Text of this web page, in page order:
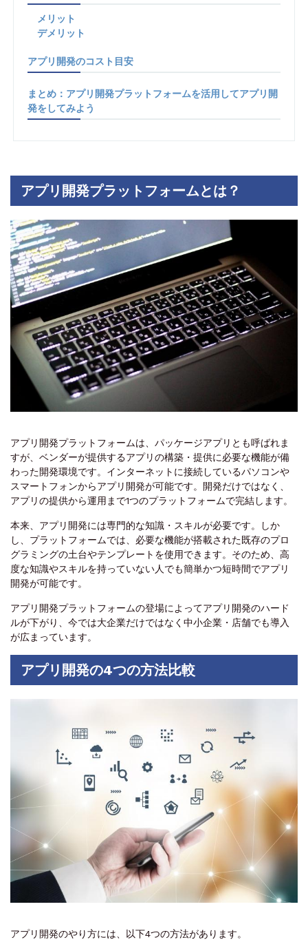
メリット
デメリット
アプリ開発のコスト目安
まとめ：アプリ開発プラットフォームを活用してアプリ開
発をしてみよう
アプリ開発プラットフォームとは？
アプリ開発プラットフォームは、パッケージアプリとも呼ばれま
すが、ベンダーが提供するアプリの構築・提供に必要な機能が備
わった開発環境です。インターネットに接続しているパソコンや
スマートフォンからアプリ開発が可能です。開発だけではなく、
アプリの提供から運用まで1つのプラットフォームで完結します。
本来、アプリ開発には専門的な知識・スキルが必要です。しか
し、プラットフォームでは、必要な機能が搭載された既存のプロ
グラミングの土台やテンプレートを使用できます。そのため、高
度な知識やスキルを持っていない人でも簡単かつ短時間でアプリ
開発が可能です。
アプリ開発プラットフォームの登場によってアプリ開発のハード
ルが下がり、今では大企業だけではなく中小企業・店舗でも導入
が広まっています。
アプリ開発の4つの方法比較
アプリ開発のやり方には、以下4つの方法があります。